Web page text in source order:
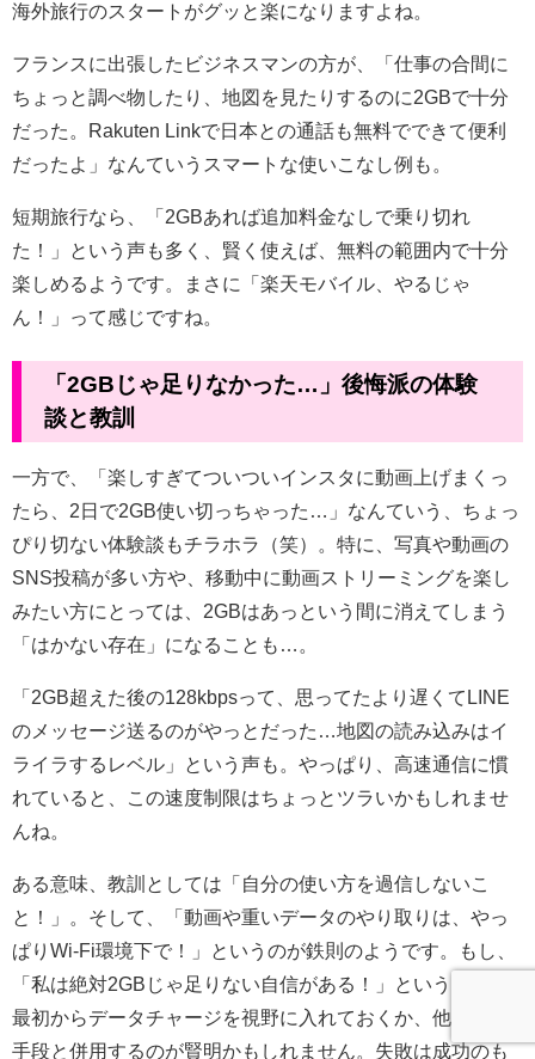
海外旅行のスタートがグッと楽になりますよね。
フランスに出張したビジネスマンの方が、「仕事の合間に
ちょっと調べ物したり、地図を見たりするのに2GBで十分
だった。Rakuten Linkで日本との通話も無料でできて便利
だったよ」なんていうスマートな使いこなし例も。
短期旅行なら、「2GBあれば追加料金なしで乗り切れ
た！」という声も多く、賢く使えば、無料の範囲内で十分
楽しめるようです。まさに「楽天モバイル、やるじゃ
ん！」って感じですね。
「2GBじゃ足りなかった…」後悔派の体験
談と教訓
一方で、「楽しすぎてついついインスタに動画上げまくっ
たら、2日で2GB使い切っちゃった…」なんていう、ちょっ
ぴり切ない体験談もチラホラ（笑）。特に、写真や動画の
SNS投稿が多い方や、移動中に動画ストリーミングを楽し
みたい方にとっては、2GBはあっという間に消えてしまう
「はかない存在」になることも…。
「2GB超えた後の128kbpsって、思ってたより遅くてLINE
のメッセージ送るのがやっとだった…地図の読み込みはイ
ライラするレベル」という声も。やっぱり、高速通信に慣
れていると、この速度制限はちょっとツラいかもしれませ
んね。
ある意味、教訓としては「自分の使い方を過信しないこ
と！」。そして、「動画や重いデータのやり取りは、やっ
ぱりWi-Fi環境下で！」というのが鉄則のようです。もし、
「私は絶対2GBじゃ足りない自信がある！」という方は、
最初からデータチャージを視野に入れておくか、他の通信
手段と併用するのが賢明かもしれません。失敗は成功のも